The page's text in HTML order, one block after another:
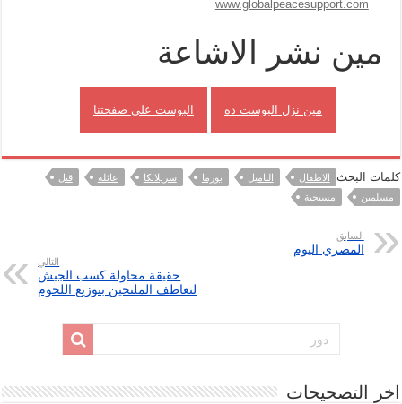
www.globalpeacesupport.com
مين نشر الاشاعة
مين نزل البوست ده البوست على صفحتنا
كلمات البحث الاطفال التاميل بورما سريلانكا عائلة
قتل
مسلمين
مسيحية
السابق
المصري اليوم
التالي
حقيقة محاولة كسب الجيش
لتعاطف الملتحين بتوزيع اللحوم
اخر التصحيحات